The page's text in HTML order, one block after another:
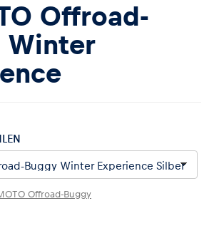
Offroad-
Winter
Offroad-Buggy